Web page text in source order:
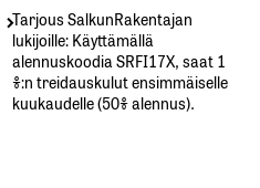
Tarjous SalkunRakentajan
lukijoille: Käyttämällä​ ​
alennuskoodia​ ​SRFI17X,​ ​saat​ ​1
%:n treidauskulut​ ​ensimmäiselle​ ​
kuukaudelle​ ​(50%​ ​alennus).